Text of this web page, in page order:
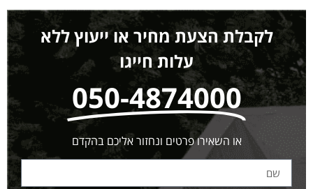
לקבלת הצעת מחיר או ייעוץ ללא
עלות חייגו
050-4874000
או השאירו פרטים ונחזור אליכם בהקדם